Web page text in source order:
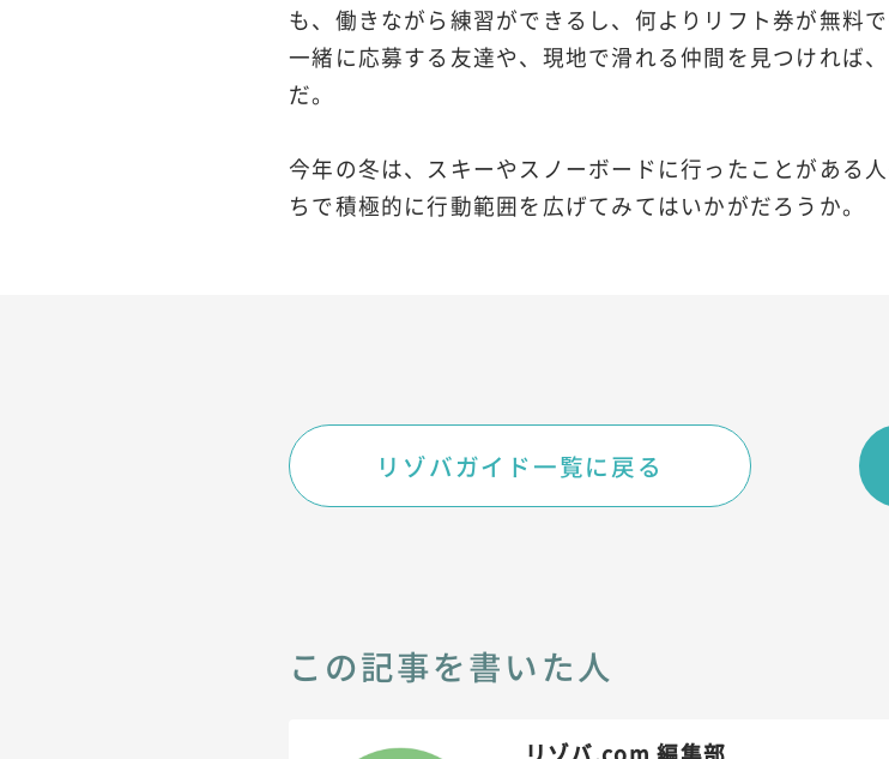
も、働きながら練習ができるし、何よりリフト券が無料
一緒に応募する友達や、現地で滑れる仲間を見つければ
だ。
今年の冬は、スキーやスノーボードに行ったことがある
ちで積極的に行動範囲を広げてみてはいかがだろうか。
リゾバガイド一覧に戻る
この記事を書いた人
リゾバ.com 編集部